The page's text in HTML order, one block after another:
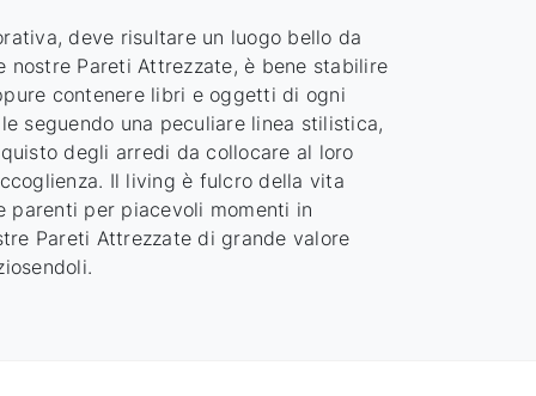
deve risultare un luogo bello da
Pareti Attrezzate, è bene stabilire
contenere libri e oggetti di ogni
seguendo una peculiare linea stilistica,
degli arredi da collocare al loro
Il living è fulcro della vita
parenti per piacevoli momenti in
Pareti Attrezzate di grande valore